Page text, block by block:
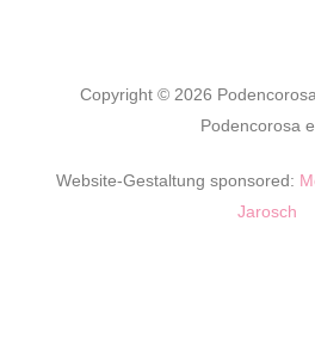
Copyright © 2026
Podencorosa
Website-Gestaltung sponsored:
Jarosch